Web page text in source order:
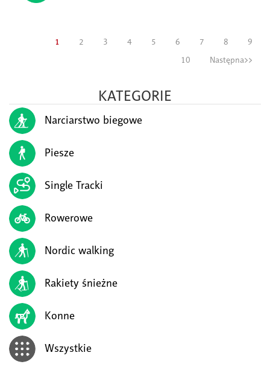
1 2 3 4 5 6 7 8
9
10
Następna>>
KATEGORIE
Narciarstwo biegowe
Piesze
Single Tracki
Rowerowe
Nordic walking
Rakiety śnieżne
Konne
Wszystkie